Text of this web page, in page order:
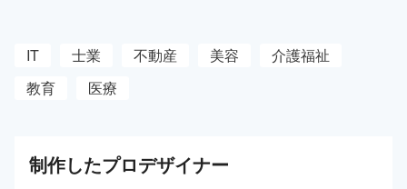
IT 士業 不動産 美容
介護福祉
教育
医療
制作したプロデザイナー